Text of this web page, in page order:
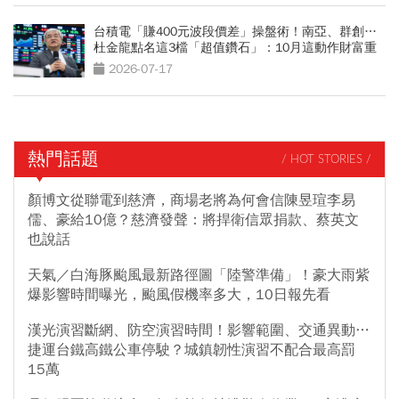
台積電「賺400元波段價差」操盤術！南亞、群創…
杜金龍點名這3檔「超值鑽石」：10月這動作財富重
分配2026-07-17
熱門話題 / HOT STORIES /
顏博文從聯電到慈濟，商場老將為何會信陳昱瑄李易
儒、豪給10億？慈濟發聲：將捍衛信眾捐款、蔡英文
也說話
天氣／白海豚颱風最新路徑圖「陸警準備」！豪大雨紫
爆影響時間曝光，颱風假機率多大，10日報先看
漢光演習斷網、防空演習時間！影響範圍、交通異動…
捷運台鐵高鐵公車停駛？城鎮韌性演習不配合最高罰
15萬